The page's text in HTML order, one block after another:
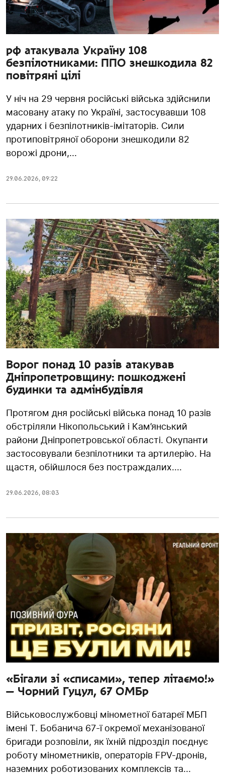
рф атакувала Україну 108
безпілотниками: ППО знешкодила 82
повітряні цілі
У ніч на 29 червня російські війська здійснили
масовану атаку по Україні, застосувавши 108
ударних і безпілотників-імітаторів. Сили
протиповітряної оборони знешкодили 82
ворожі дрони,...
29.06.2026, 09:22
Ворог понад 10 разів атакував
Дніпропетровщину: пошкоджені
будинки та адмінбудівля
Протягом дня російські війська понад 10 разів
обстріляли Нікопольський і Кам’янський
райони Дніпропетровської області. Окупанти
застосовували безпілотники та артилерію. На
щастя, обійшлося без постраждалих....
29.06.2026, 08:03
«Бігали зі «списами», тепер літаємо!»
— Чорний Гуцул, 67 ОМБр
Військовослужбовці мінометної батареї МБП
імені Т. Бобанича 67-ї окремої механізованої
бригади розповіли, як їхній підрозділ поєднує
роботу мінометників, операторів FPV-дронів,
наземних роботизованих комплексів та...